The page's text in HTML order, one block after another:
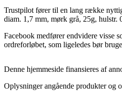
Trustpilot fører til en lang række
diam. 1,7 mm, mørk grå, 25g,
Facebook medfører endvidere visse
ordreforløbet, som ligeledes bør
Denne hjemmeside finansieres af
Oplysninger angående produkter og